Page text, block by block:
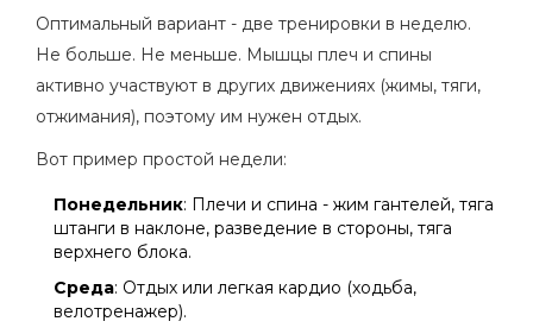
Оптимальный вариант - две тренировки в неделю.
Не больше. Не меньше. Мышцы плеч и спины
активно участвуют в других движениях (жимы, тяги,
отжимания), поэтому им нужен отдых.
Вот пример простой недели:
Понедельник: Плечи и спина - жим гантелей, тяга
штанги в наклоне, разведение в стороны, тяга
верхнего блока.
Среда: Отдых или легкая кардио (ходьба,
велотренажер).